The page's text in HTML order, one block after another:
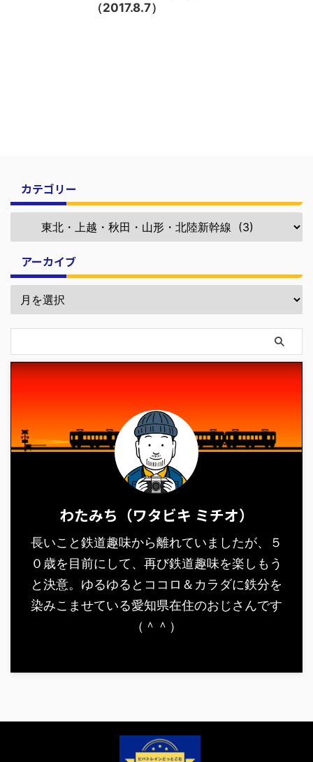
（2017.8.7）
カテゴリー
アーカイブ
わたみち（ワタビキ ミチオ）
長いこと鉄道趣味から離れていましたが、５
０歳を目前にして、再び鉄道趣味を楽しもう
と決意。ゆるゆるとココロ＆カラダに鉄分を
染みこませている愛知県在住のおじさんです
（＾＾）